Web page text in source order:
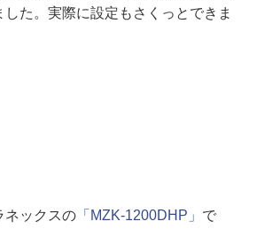
た。実際に設定もさくっとできま
ックスの「MZK-1200DHP」 で